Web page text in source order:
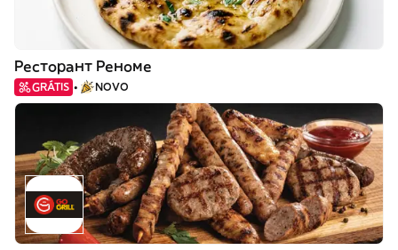
Ресторант Реноме
GRÁTIS NOVO